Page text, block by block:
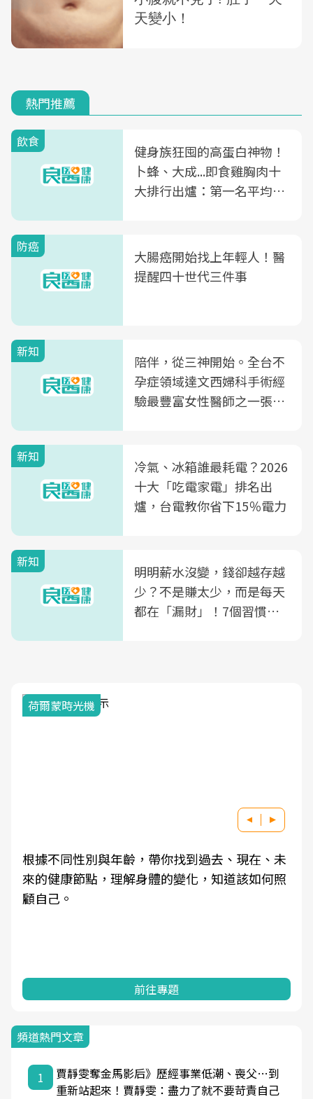
熱門推薦
飲食
健身族狂囤的高蛋白神物！
卜蜂、大成...即食雞胸肉十
大排行出爐：第一名平均一
防癌
大腸癌開始找上年輕人！醫
提醒四十世代三件事
新知
陪伴，從三神開始。全台不
孕症領域達文西婦科手術經
驗最豐富女性醫師之一張永
光田醫院建構360度女性健
康照護生態圈
新知
冷氣、冰箱誰最耗電？2026
十大「吃電家電」排名出
爐，台電教你省下15％電力
新知
明明薪水沒變，錢卻越存越
少？不是賺太少，而是每天
都在「漏財」！7個習慣一
荷爾蒙時光機
根據不同性別與年齡，帶你找到過去、現在、未
來的健康節點，理解身體的變化，知道該如何照
顧自己。
前往專題
頻道熱門文章
1
賈靜雯奪金馬影后》歷經事業低潮、喪父…到
重新站起來！賈靜雯：盡力了就不要苛責自己